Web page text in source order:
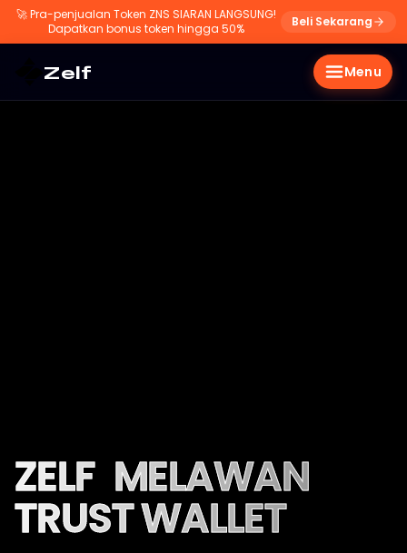
🚀Pra-penjualan Token ZNS SIARAN LANGSUNG!
Dapatkan bonus token hingga 50%
Beli Sekarang
Zelf Menu
ZELF MELAWAN
TRUST WALLET